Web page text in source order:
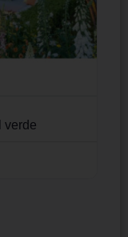
verde